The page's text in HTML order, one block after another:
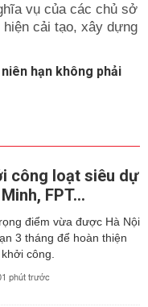
vụ của các chủ sở
cải tạo, xây dựng
hạn không phải
công loạt siêu dự
FPT...
điểm vừa được Hà Nội
3 tháng để hoàn thiện
công.
phút trước